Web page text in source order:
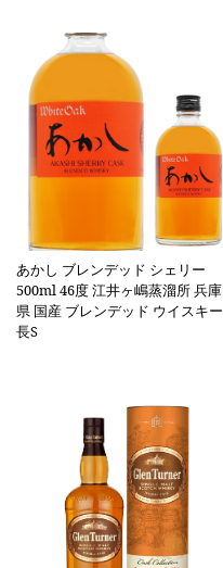
あかし ブレンデッド シェリー
500ml 46度 江井ヶ嶋蒸溜所 兵庫
県 国産 ブレンデッド ウイスキー
長S